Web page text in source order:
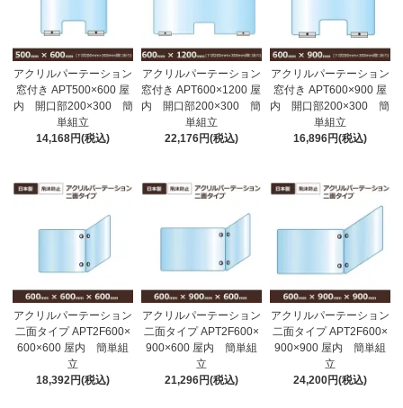
アクリルパーテーション
窓付き APT500×600 屋
内 開口部200×300 簡
単組立
14,168円(税込)
アクリルパーテーション
窓付き APT600×1200 屋
内 開口部200×300 簡
単組立
22,176円(税込)
アクリルパーテーション
窓付き APT600×900 屋
内 開口部200×300 簡
単組立
16,896円(税込)
アクリルパーテーション
二面タイプ APT2F600×
600×600 屋内 簡単組
立
18,392円(税込)
アクリルパーテーション
二面タイプ APT2F600×
900×600 屋内 簡単組
立
21,296円(税込)
アクリルパーテーション
二面タイプ APT2F600×
900×900 屋内 簡単組
立
24,200円(税込)